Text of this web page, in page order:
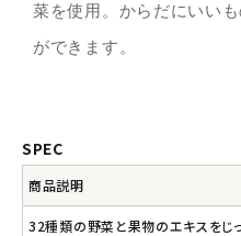
菜を使用。からだにいい
ができます。
SPEC
商品説明
32種類の野菜と果物のエキスをじ